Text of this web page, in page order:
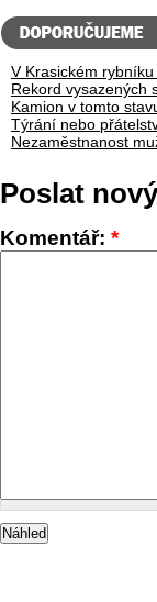
V Krasickém
Rekord vysazených
Kamion v tomto
Týrání nebo
Nezaměstnanost
Poslat
Komentář: *